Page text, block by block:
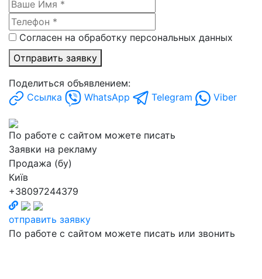
Согласен на обработку персональных данных
Отправить заявку
Поделиться объявлением:
Ссылка
WhatsApp Telegram Viber
По работе с сайтом можете писать
Заявки на рекламу
Продажа (бу)
Київ
+38097244379
отправить заявку
По работе с сайтом можете писать или звонить